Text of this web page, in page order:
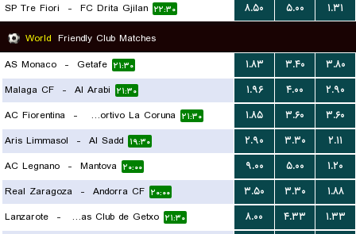
SP Tre Fiori - FC Drita Gjilan ۲۲:۳۰ ۸.۵۰ ۵.۰۰
۱.۳۱
World Friendly Club Matches
AS Monaco - Getafe ۲۱:۳۰ ۱.۸۳ ۳.۴۰
۳.۸۰
Malaga CF - Al Arabi ۲۱:۳۰ ۱.۹۶ ۴.۰۰
۲.۹۰
AC Fiorentina - Deportivo La Coruna ۲۱:۳۰ ۱.۸۵ ۳.۶۰
۳.۶۰
Aris Limmasol - Al Sadd ۱۹:۳۰ ۲.۹۰ ۳.۳۰
۲.۱۱
AC Legnano - Mantova ۲۰:۰۰ ۹.۰۰ ۵.۰۰
۱.۲۰
Real Zaragoza - Andorra CF ۲۰:۰۰ ۳.۵۰ ۳.۳۰
۱.۸۸
Lanzarote - Arenas Club de Getxo ۲۱:۳۰ ۸.۰۰ ۴.۳۳
۱.۳۳